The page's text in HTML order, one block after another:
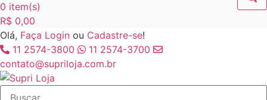
0 item(s)
R$ 0,00
Olá, Faça Login ou Cadastre-se!
11 2574-3800
11 2574-3700
contato@supriloja.com.br